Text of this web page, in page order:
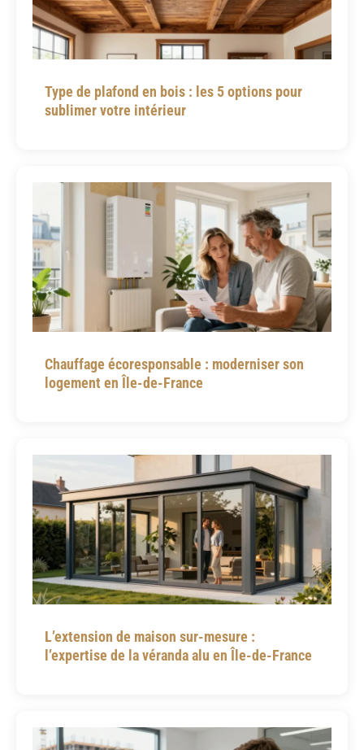
Type de plafond en bois : les 5 options pour
sublimer votre intérieur
Chauffage écoresponsable : moderniser son
logement en Île-de-France
L’extension de maison sur-mesure :
l’expertise de la véranda alu en Île-de-France